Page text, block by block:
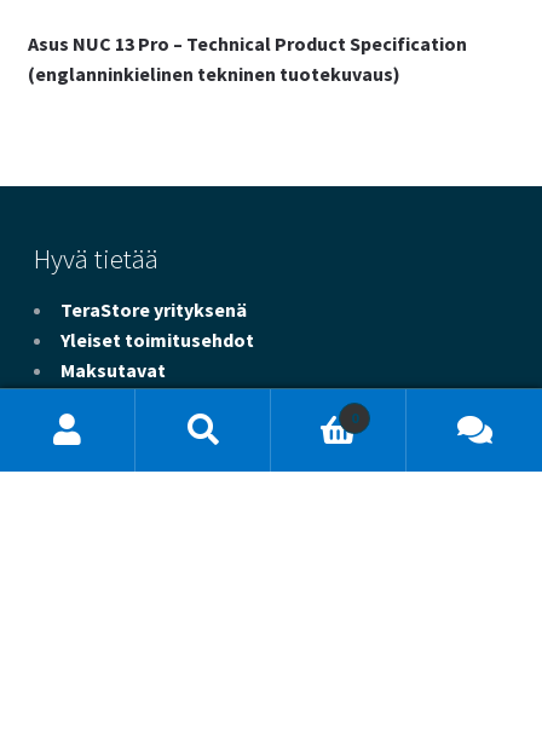
Asus NUC 13 Pro – Technical Product Specification
(englanninkielinen tekninen tuotekuvaus)
Hyvä tietää
TeraStore yrityksenä
Yleiset toimitusehdot
Maksutavat
Takuu ja tuki
tuotteita
0